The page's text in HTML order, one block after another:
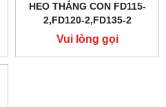
HEO THẮNG CON FD115-
2,FD120-2,FD135-2
Vui lòng gọi